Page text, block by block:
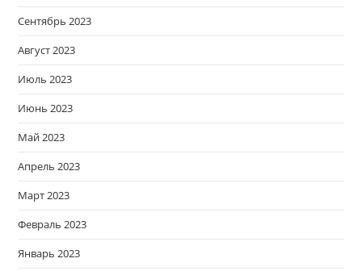
Сентябрь 2023
Август 2023
Июль 2023
Июнь 2023
Май 2023
Апрель 2023
Март 2023
Февраль 2023
Январь 2023